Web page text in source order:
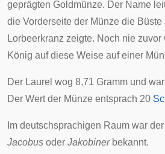
geprägten Goldmünze. Der Name
die Vorderseite der Münze die Büste
Lorbeerkranz zeigte. Noch nie
König auf diese Weise auf einer
Der Laurel wog 8,71 Gramm und
Der Wert der Münze entsprach 20
Im deutschsprachigen Raum war
Jacobus oder Jakobinerbekannt.